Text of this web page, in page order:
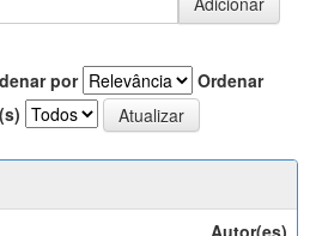
por
Ordenar
Autor(es)